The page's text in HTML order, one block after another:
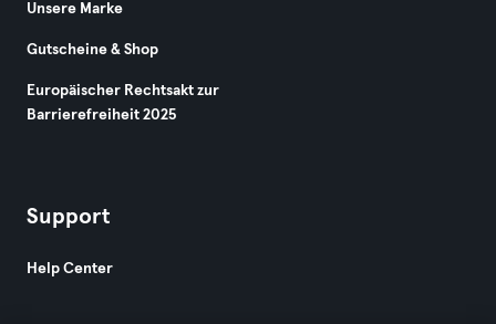
Unsere Marke
Gutscheine & Shop
Europäischer Rechtsakt zur
Barrierefreiheit 2025
Support
Help Center